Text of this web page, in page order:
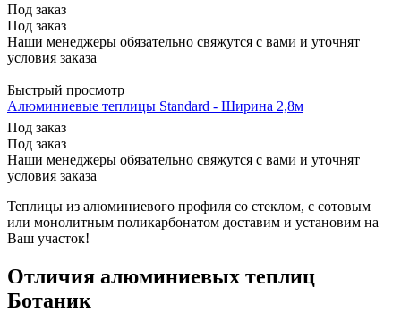
Под заказ
Под заказ
Наши менеджеры обязательно свяжутся с вами и уточнят
условия заказа
Быстрый просмотр
Алюминиевые теплицы Standard - Ширина 2,8м
Под заказ
Под заказ
Наши менеджеры обязательно свяжутся с вами и уточнят
условия заказа
Теплицы из алюминиевого профиля со стеклом, с сотовым
или монолитным поликарбонатом доставим и установим на
Ваш участок!
Отличия алюминиевых теплиц
Ботаник